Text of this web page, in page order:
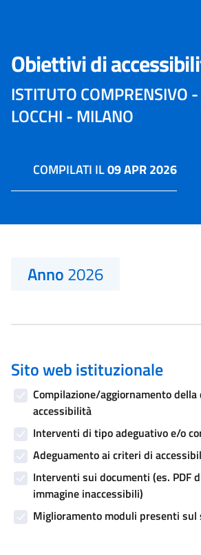
Obiettivi di
ISTITUTO COMPRENSIVO
LOCCHI - MILANO
COMPILATI IL09 APR 2026
Anno2026
Sito web istituzionale
Compilazione/aggiornamento
accessibilità
Interventi di tipo adeguativo e/o
Adeguamento ai criteri di
Interventi sui documenti (es. PDF
immagine inaccessibili)
Miglioramento moduli presenti sul